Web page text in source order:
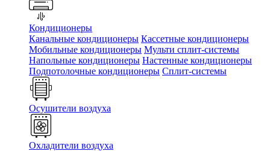
Кондиционеры
Канальные кондиционеры Кассетные кондиционеры
Мобильные кондиционеры Мульти сплит-системы
Напольные кондиционеры Настенные кондиционеры
Подпотолочные кондиционеры Сплит-системы
Осушители воздуха
Охладители воздуха